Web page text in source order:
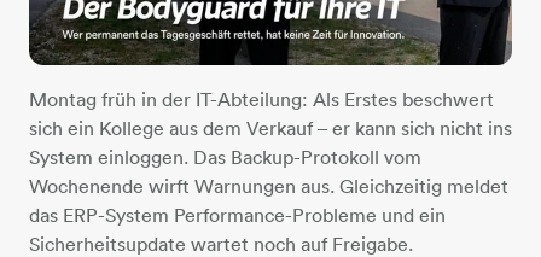
Montag früh in der IT-Abteilung: Als Erstes beschwert
sich ein Kollege aus dem Verkauf – er kann sich nicht ins
System einloggen. Das Backup-Protokoll vom
Wochenende wirft Warnungen aus. Gleichzeitig meldet
das ERP-System Performance-Probleme und ein
Sicherheitsupdate wartet noch auf Freigabe.